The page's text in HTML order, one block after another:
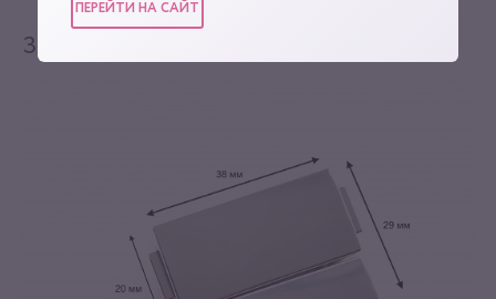
ЗАМОК-ЗАДВИЖКА
ПЕРЕЙТИ НА САЙТ